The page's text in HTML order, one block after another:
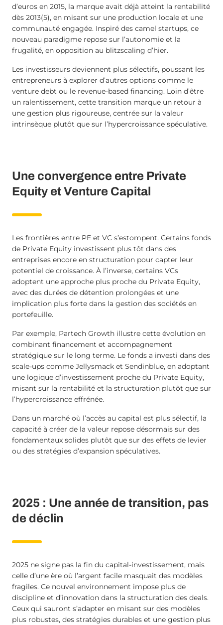
d’euros en 2015, la marque avait déjà atteint la rentabilité
dès 2013(5), en misant sur une production locale et une
communauté engagée. Inspiré des camel startups, ce
nouveau paradigme repose sur l’autonomie et la
frugalité, en opposition au blitzscaling d’hier.
Les investisseurs deviennent plus sélectifs, poussant les
entrepreneurs à explorer d’autres options comme le
venture debt ou le revenue-based financing. Loin d’être
un ralentissement, cette transition marque un retour à
une gestion plus rigoureuse, centrée sur la valeur
intrinsèque plutôt que sur l’hypercroissance spéculative.
Une convergence entre Private
Equity et Venture Capital
Les frontières entre PE et VC s’estompent. Certains fonds
de Private Equity investissent plus tôt dans des
entreprises encore en structuration pour capter leur
potentiel de croissance. À l’inverse, certains VCs
adoptent une approche plus proche du Private Equity,
avec des durées de détention prolongées et une
implication plus forte dans la gestion des sociétés en
portefeuille.
Par exemple, Partech Growth illustre cette évolution en
combinant financement et accompagnement
stratégique sur le long terme. Le fonds a investi dans des
scale-ups comme Jellysmack et Sendinblue, en adoptant
une logique d’investissement proche du Private Equity,
misant sur la rentabilité et la structuration plutôt que sur
l’hypercroissance effrénée.
Dans un marché où l’accès au capital est plus sélectif, la
capacité à créer de la valeur repose désormais sur des
fondamentaux solides plutôt que sur des effets de levier
ou des stratégies d’expansion spéculatives.
2025 : Une année de transition, pas
de déclin
2025 ne signe pas la fin du capital-investissement, mais
celle d’une ère où l’argent facile masquait des modèles
fragiles. Ce nouvel environnement impose plus de
discipline et d’innovation dans la structuration des deals.
Ceux qui sauront s’adapter en misant sur des modèles
plus robustes, des stratégies durables et une gestion plus